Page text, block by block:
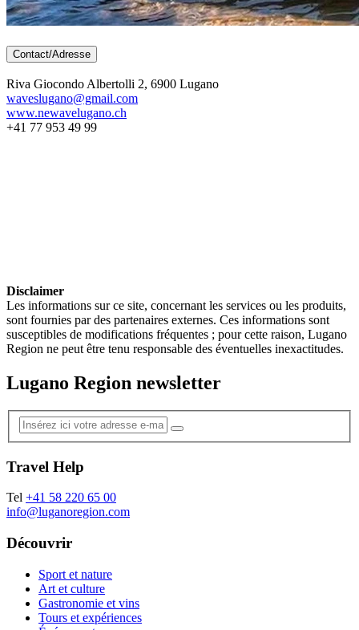
Contact/Adresse
Riva Giocondo Albertolli 2, 6900 Lugano
waveslugano@gmail.com
www.newavelugano.ch
+41 77 953 49 99
Disclaimer
Les informations sur ce site, concernant les services ou les produits,
sont fournies par des partenaires externes. Ces informations sont
susceptibles de modifications fréquentes ; pour cette raison, Lugano
Region ne peut être tenu responsable des éventuelles inexactitudes.
Lugano Region newsletter
Travel Help
Tel +41 58 220 65 00
info@luganoregion.com
Découvrir
Sport et nature
Art et culture
Gastronomie et vins
Tours et expériences